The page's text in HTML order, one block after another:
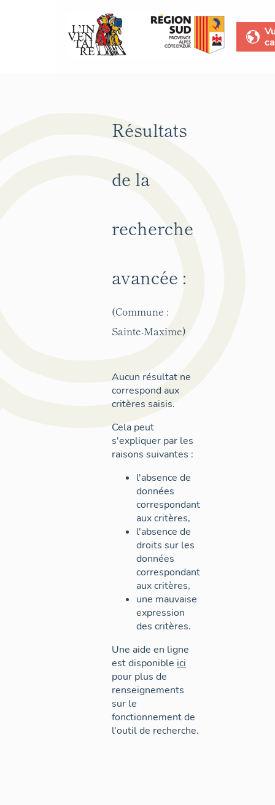
Résultats
de la
recherche
avancée :
(Commune :
Sainte-Maxime)
Aucun résultat ne
correspond aux
critères saisis.
Cela peut
s'expliquer par les
raisons suivantes :
l'absence de
données
correspondant
aux critères,
l'absence de
droits sur les
données
correspondant
aux critères,
une mauvaise
expression
des critères.
Une aide en ligne
est disponible ici
pour plus de
renseignements
sur le
fonctionnement de
l'outil de recherche.